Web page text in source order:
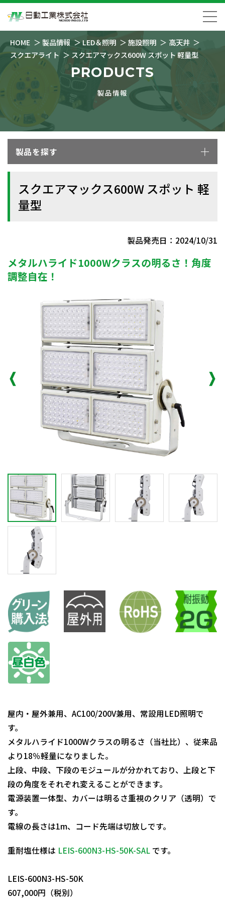
HOME 製品情報 LED＆照明 施設照明
高天井
スクエアライト
スクエアマックス600W スポット 軽量型
PRODUCTS
製品情報
製品を探す
スクエアマックス600W スポット 軽
量型
製品発売日：2024/10/31
メタルハライド1000Wクラスの明るさ！角度
調整自在！
屋内・屋外兼用、AC100/200V兼用、常設用LED照明で
す。
メタルハライド1000Wクラスの明るさ（当社比）、従来品
より18％軽量になりました。
上段、中段、下段のモジュールが分かれており、上段と下
段の角度をそれぞれ変えることができます。
電源装置一体型、カバーは明るさ重視のクリア（透明）で
す。
電線の長さは1m、コード先端は切放しです。
重耐塩仕様は LEIS-600N3-HS-50K-SAL です。
LEIS-600N3-HS-50K
607,000円（税別）